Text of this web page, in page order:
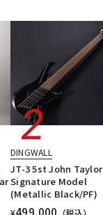
DINGWALL
JT-3 5st John Taylor
Signature Model
(Metallic Black/PF)
499,000